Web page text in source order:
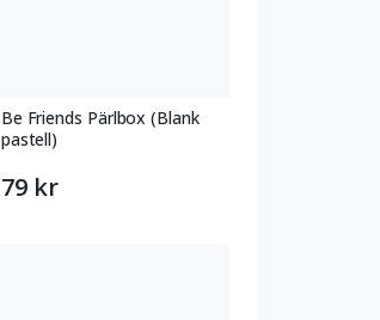
Be Friends Pärlbox (Blank
pastell)
79 kr